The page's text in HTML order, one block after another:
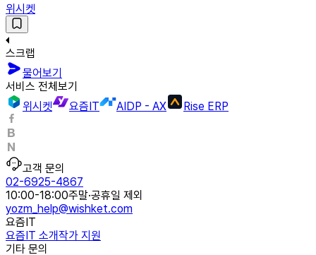
위시켓
스크랩
물어보기
서비스 전체보기
위시켓
요즘IT AIDP - AX Rise ERP
고객 문의
02-6925-4867
10:00-18:00주말·공휴일 제외
yozm_help@wishket.com
요즘IT
요즘IT 소개작가 지원
기타 문의